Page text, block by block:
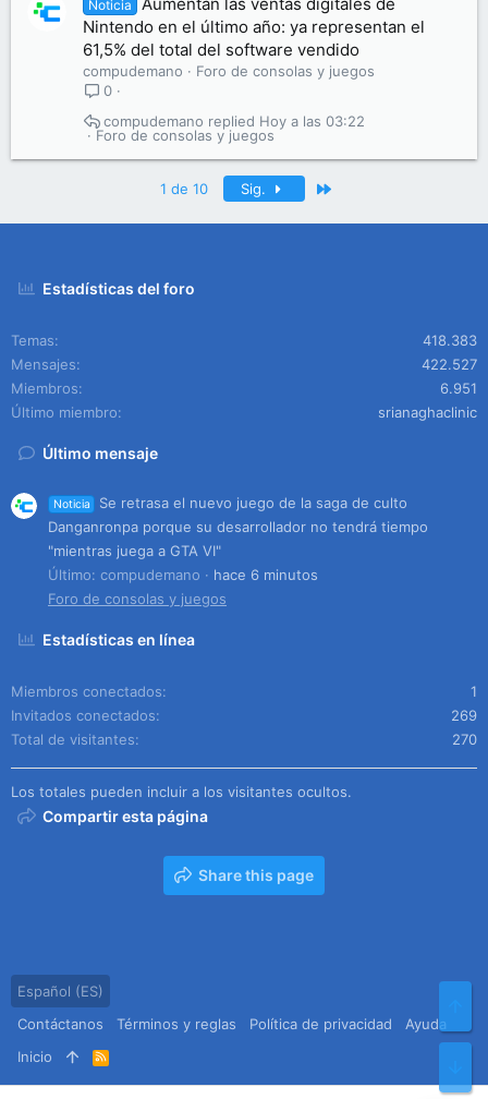
Noticia
Nintendo en el último año: ya representan el
61,5% del total del software vendido
compudemano
Foro de consolas y juegos
0
Foro de consolas y juegos
Hoy a las 03:22
compudemano
1 de 10 Sig.
Estadísticas del foro
Temas
418.383
Mensajes
422.527
Miembros
6.951
Último miembro
srianaghaclinic
Último mensaje
Noticia
Se retrasa el nuevo juego de la saga de culto
Danganronpa porque su desarrollador no tendrá tiempo
"mientras juega a GTA VI"
Último: compudemano
hace 6 minutos
Foro de consolas y juegos
Estadísticas en línea
Miembros conectados
1
Invitados conectados
269
Total de visitantes
270
Los totales pueden incluir a los visitantes ocultos.
Compartir esta página
Share this page
Español (ES)
Contáctanos
Términos y reglas Política de privacidad
Ayuda
Inicio
R
S
S